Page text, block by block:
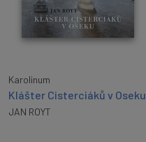
Karolinum
Klášter Cisterciáků v Oseku
JAN ROYT